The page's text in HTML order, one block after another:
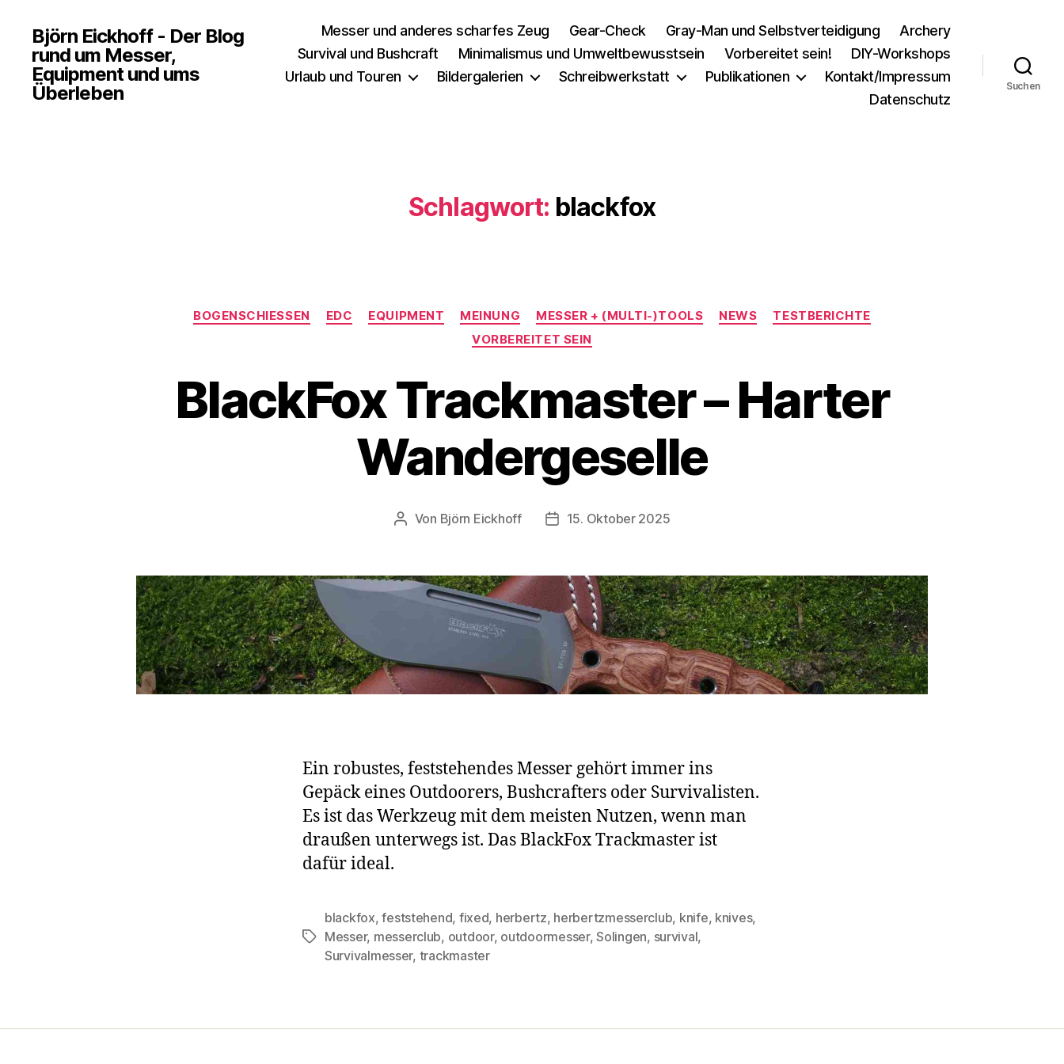
Björn Eickhoff - Der Blog
rund um Messer,
Equipment und ums
Überleben
Messer und anderes scharfes Zeug Gear-Check Gray-Man und Selbstverteidigung
Archery
Survival und Bushcraft
Minimalismus und Umweltbewusstsein Vorbereitet sein!
DIY-Workshops
Urlaub und Touren
Bildergalerien Schreibwerkstatt Publikationen
Kontakt/Impressum
Datenschutz
Suchen
Schlagwort: blackfox
Kategorien
BOGENSCHIESSEN EDC EQUIPMENT MEINUNG MESSER + (MULTI-)TOOLS NEWS
TESTBERICHTE
VORBEREITET SEIN
BlackFox Trackmaster – Harter
Wandergeselle
Beitragsautor
Von Björn Eickhoff Veröffentlichungsdatum
15. Oktober 2025
Ein robustes, feststehendes Messer gehört immer ins
Gepäck eines Outdoorers, Bushcrafters oder Survivalisten.
Es ist das Werkzeug mit dem meisten Nutzen, wenn man
draußen unterwegs ist. Das BlackFox Trackmaster ist
dafür ideal.
Schlagwörter
blackfox,feststehend, fixed, herbertz, herbertzmesserclub, knife, knives,
Messer, messerclub, outdoor, outdoormesser,Solingen, survival,
Survivalmesser, trackmaster